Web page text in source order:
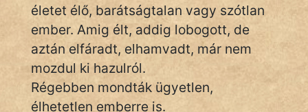
FILM
ÉLETMÓD
MAGYARSÁG
És
életet élő, barátságtalan vagy szótlan
ember. Amig élt, addig lobogott, de
aztán elfáradt, elhamvadt, már nem
mozdul ki hazulról.
Régebben mondták ügyetlen,
élhetetlen emberre is.